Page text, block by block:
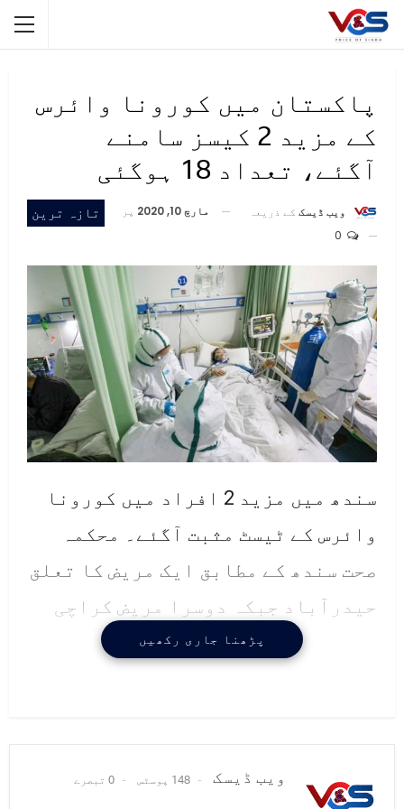
پاکستان میں کورونا وائرس
کے مزید 2 کیسز سامنے
آگئے، تعداد 18 ہوگئی
تازہ ترین ویب ڈیسک کے ذریعہ مارچ 10, 2020
پر
سندھ میں مزید 2 افراد میں کورونا
وائرس کے ٹیسٹ مثبت آگئے۔ محکمہ
صحت سندھ کے مطابق ایک مریض کا تعلق
حیدرآباد جبکہ دوسرا مریض کراچی
کا رہائشی ہے۔
لئے جارہے ہیں اور سب کو قرنطینہ
پڑھنا جاری رکھیں
ویب ڈیسک 148 پوسٹس 0 تبصرے